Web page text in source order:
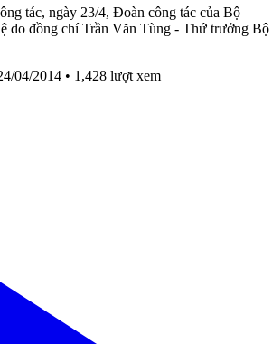
tác, ngày 23/4, Đoàn công tác của Bộ
do đồng chí Trần Văn Tùng - Thứ trưởng Bộ
04/2014 • 1,428 lượt xem